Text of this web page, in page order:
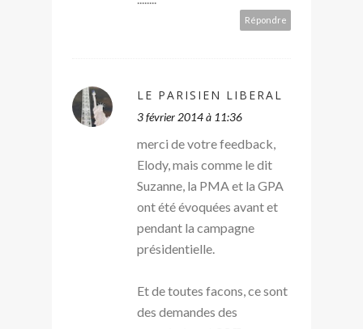
Répondre
LE PARISIEN LIBERAL
3 février 2014 à 11:36
merci de votre feedback,
Elody, mais comme le dit
Suzanne, la PMA et la GPA
ont été évoquées avant et
pendant la campagne
présidentielle.
Et de toutes facons, ce sont
des demandes des